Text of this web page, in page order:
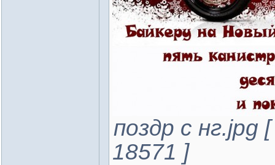
поздр с
18571 ]